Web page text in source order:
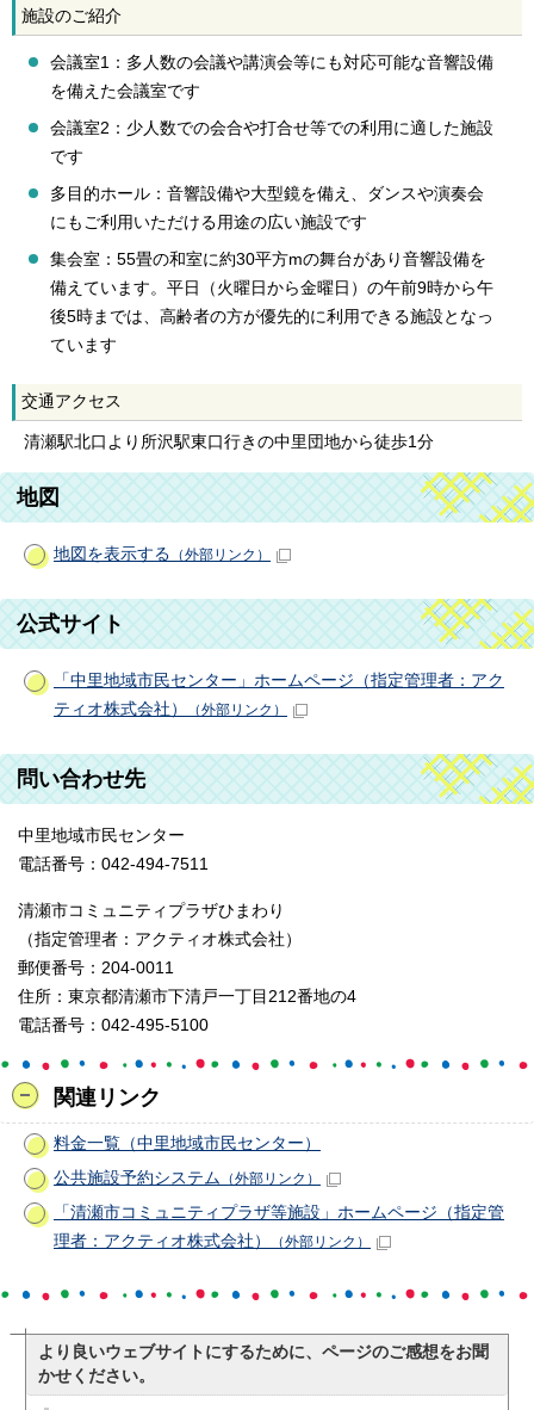
施設のご紹介
会議室1：多人数の会議や講演会等にも対応可能な音響設備
を備えた会議室です
会議室2：少人数での会合や打合せ等での利用に適した施設
です
多目的ホール：音響設備や大型鏡を備え、ダンスや演奏会
にもご利用いただける用途の広い施設です
集会室：55畳の和室に約30平方mの舞台があり音響設備を
備えています。平日（火曜日から金曜日）の午前9時から午
後5時までは、高齢者の方が優先的に利用できる施設となっ
ています
交通アクセス
清瀬駅北口より所沢駅東口行きの中里団地から徒歩1分
地図
地図を表示する （外部リンク）
公式サイト
「中里地域市民センター」ホームページ（指定管理者：アク
ティオ株式会社）
（外部リンク）
問い合わせ先
中里地域市民センター
電話番号：042-494-7511
清瀬市コミュニティプラザひまわり
（指定管理者：アクティオ株式会社）
郵便番号：204-0011
住所：東京都清瀬市下清戸一丁目212番地の4
電話番号：042-495-5100
関連リンク
料金一覧（中里地域市民センター）
公共施設予約システム （外部リンク）
「清瀬市コミュニティプラザ等施設」ホームページ（指定管
理者：アクティオ株式会社）
（外部リンク）
より良いウェブサイトにするために、ページのご感想をお聞
かせください。